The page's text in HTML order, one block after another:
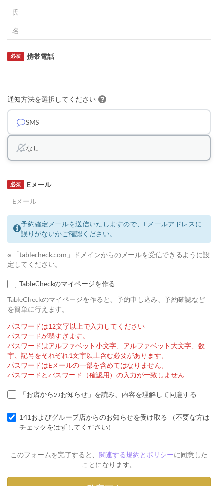
携帯電話
必須
通知方法を選択してください
SMS
なし
Eメール
必須
予約確定メールを送信いたしますので、Eメールアドレスに
誤りがないかご確認ください。
※ 「tablecheck.com」ドメインからのメールを受信できるように設
定してください。
TableCheckのマイページを作る
TableCheckのマイページを作ると、予約申し込み、予約確認など
を簡単に行えます。
パスワードは12文字以上で入力してください
パスワードが弱すぎます。
パスワードはアルファベット小文字、アルファベット大文字、数
字、記号をそれぞれ1文字以上含む必要があります。
パスワードはEメールの一部を含めてはなりません。
パスワードとパスワード（確認用）の入力が一致しません
「お店からのお知らせ」を読み、内容を理解して同意する
141およびグループ店からのお知らせを受け取る （不要な方は
チェックをはずしてください）
このフォームを完了すると、 関連する規約とポリシーに同意した
ことになります。